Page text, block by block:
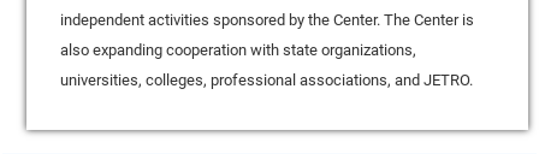
independent activities sponsored by the Center. The Center is
also expanding cooperation with state organizations,
universities, colleges, professional associations, and JETRO.